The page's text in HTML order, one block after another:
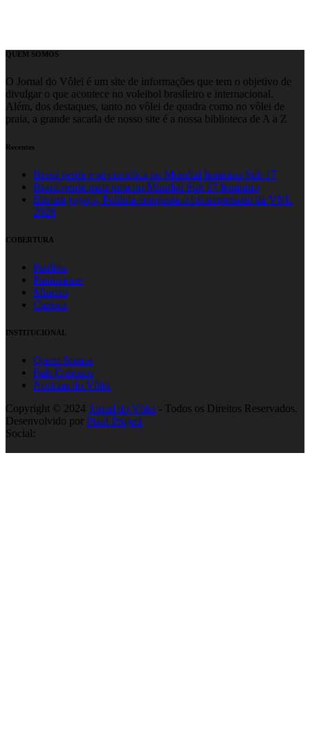
QUEM SOMOS
O Jornal do Vôlei é um site de informações que tem o objetivo de
divulgar o que acontece no voleibol brasileiro e internacional.
Além, dos destaques, tanto no vôlei de quadra como no vôlei de
praia, a grande sacada de nosso site é a nossa biblioteca de A a Z
Recentes
Brasil perde e se complica no Mundial feminino Sub 17
Brasil perde mais uma no Mundial Sub 17 feminino
Em um jogaço, Polônia conquista o tricampeonato da VNL
2026
COBERTURA
Paulista
Paranaense
Mineiro
Carioca
INSTITUCIONAL
Quem Somos
Fale Conosco
Notícias do Vôlei
Copyright © 2024 Jornal do Vôlei - Todos os Direitos Reservados.
Desenvolvido por Pixel Project
Social: